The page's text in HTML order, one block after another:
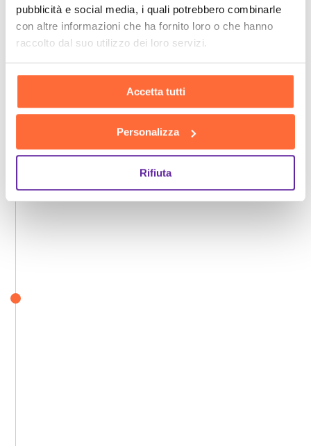
pubblicità e social media, i quali potrebbero combinarle
con altre informazioni che ha fornito loro o che hanno
raccolto dal suo utilizzo dei loro servizi.
Accetta tutti
Personalizza
Rifiuta